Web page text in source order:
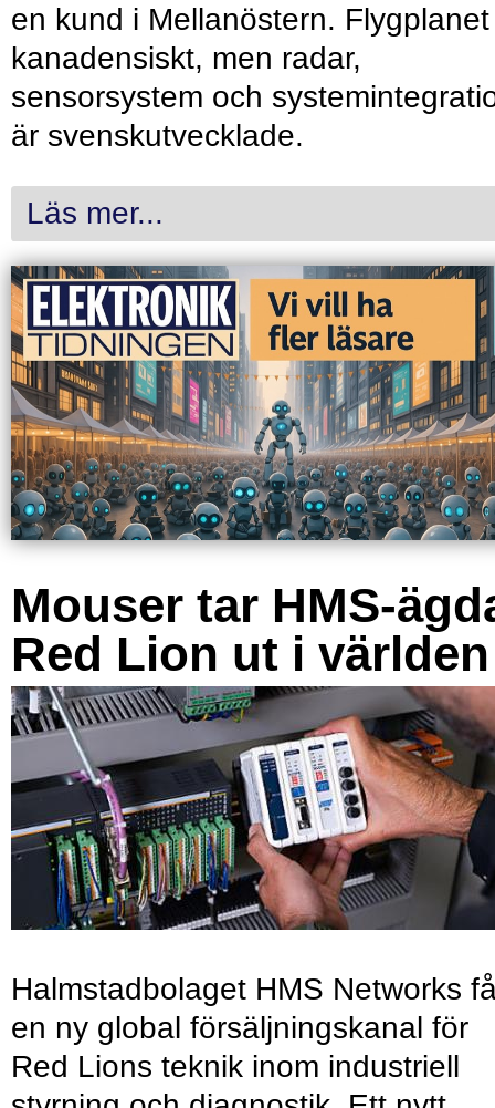
en kund i Mellanöstern.
kanadensiskt, men radar,
sensorsystem och
är svenskutvecklade.
Läs mer...
Mouser tar HMS-
Red Lion ut i världen
Halmstadbolaget HMS Networks
en ny global försäljningskanal för
Red Lions teknik inom industriell